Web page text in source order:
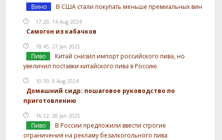
Вино В США стали покупать меньше премиальных вин
17:20, 14 Aug 2024
Самогон из кабачков
18:45, 27 Jan 2025
Пиво
Китай снизил импорт российского пива, но
увеличил поставки китайского пива в Россию
10:39, 5 Aug 2024
Домашний сидр: пошаговое руководство по
приготовлению
16:12, 26 Jan 2025
Пиво
В России предложили ввести строгие
ограничения на рекламу безалкогольного пива